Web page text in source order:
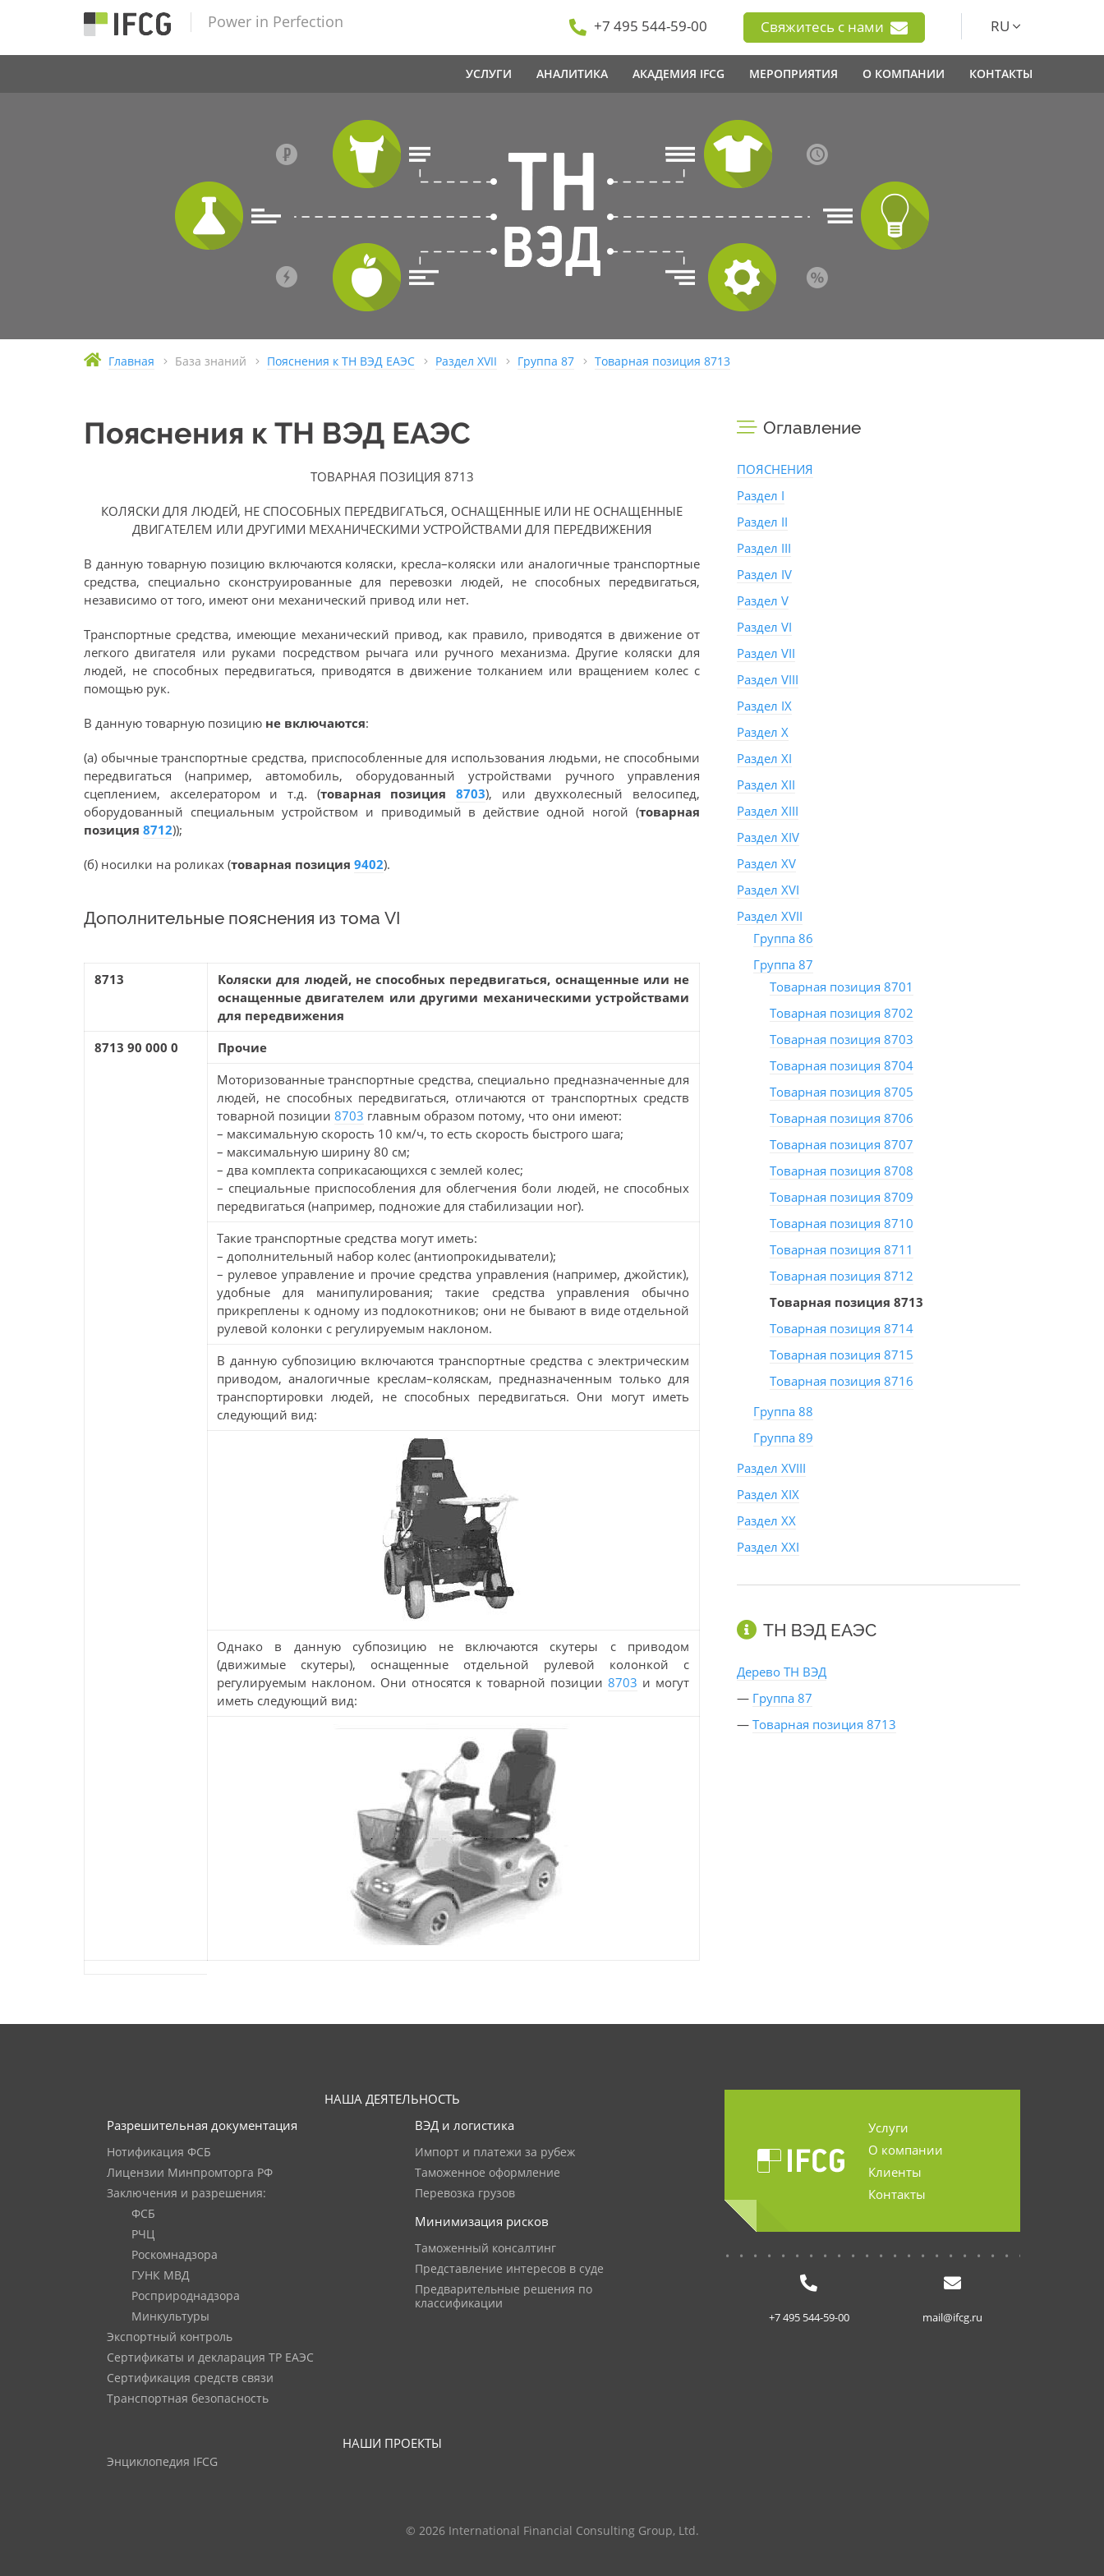
Power in Perfection +7 495 544-59-00 Свяжитесь с нами RU
УСЛУГИ АНАЛИТИКА АКАДЕМИЯ IFCG МЕРОПРИЯТИЯ О КОМПАНИИ КОНТАКТЫ
Главная База знаний Пояснения к ТН ВЭД ЕАЭС Раздел XVII Группа 87 Товарная позиция 8713
Пояснения к ТН ВЭД ЕАЭС
ТОВАРНАЯ ПОЗИЦИЯ 8713
КОЛЯСКИ ДЛЯ ЛЮДЕЙ, НЕ СПОСОБНЫХ ПЕРЕДВИГАТЬСЯ, ОСНАЩЕННЫЕ ИЛИ НЕ ОСНАЩЕННЫЕ
ДВИГАТЕЛЕМ ИЛИ ДРУГИМИ МЕХАНИЧЕСКИМИ УСТРОЙСТВАМИ ДЛЯ ПЕРЕДВИЖЕНИЯ
В данную товарную позицию включаются коляски, кресла–коляски или аналогичные транспортные
средства, специально сконструированные для перевозки людей, не способных передвигаться,
независимо от того, имеют они механический привод или нет.
Транспортные средства, имеющие механический привод, как правило, приводятся в движение от
легкого двигателя или руками посредством рычага или ручного механизма. Другие коляски для
людей, не способных передвигаться, приводятся в движение толканием или вращением колес с
помощью рук.
В данную товарную позицию не включаются:
(а) обычные транспортные средства, приспособленные для использования людьми, не способными
передвигаться (например, автомобиль, оборудованный устройствами ручного управления
сцеплением, акселератором и т.д. (товарная позиция8703), или двухколесный велосипед,
оборудованный специальным устройством и приводимый в действие одной ногой (товарная
позиция 8712));
(б) носилки на роликах (товарная позиция 9402).
Дополнительные пояснения из тома VI
8713
Коляски для людей, не способных передвигаться, оснащенные или не
оснащенные двигателем или другими механическими устройствами
для передвижения
8713 90 000 0
Прочие
Моторизованные транспортные средства, специально предназначенные для
людей, не способных передвигаться, отличаются от транспортных средств
товарной позиции 8703 главным образом потому, что они имеют:
– максимальную скорость 10 км/ч, то есть скорость быстрого шага;
– максимальную ширину 80 см;
– два комплекта соприкасающихся с землей колес;
– специальные приспособления для облегчения боли людей, не способных
передвигаться (например, подножие для стабилизации ног).
Такие транспортные средства могут иметь:
– дополнительный набор колес (антиопрокидыватели);
– рулевое управление и прочие средства управления (например, джойстик),
удобные для манипулирования; такие средства управления обычно
прикреплены к одному из подлокотников; они не бывают в виде отдельной
рулевой колонки с регулируемым наклоном.
В данную субпозицию включаются транспортные средства с электрическим
приводом, аналогичные креслам–коляскам, предназначенным только для
транспортировки людей, не способных передвигаться. Они могут иметь
следующий вид:
Однако в данную субпозицию не включаются скутеры с приводом
(движимые скутеры), оснащенные отдельной рулевой колонкой с
регулируемым наклоном. Они относятся к товарной позиции 8703 и могут
иметь следующий вид:
Оглавление
ПОЯСНЕНИЯ
Раздел I
Раздел II
Раздел III
Раздел IV
Раздел V
Раздел VI
Раздел VII
Раздел VIII
Раздел IX
Раздел X
Раздел XI
Раздел XII
Раздел XIII
Раздел XIV
Раздел XV
Раздел XVI
Раздел XVII
Группа 86
Группа 87
Товарная позиция 8701
Товарная позиция 8702
Товарная позиция 8703
Товарная позиция 8704
Товарная позиция 8705
Товарная позиция 8706
Товарная позиция 8707
Товарная позиция 8708
Товарная позиция 8709
Товарная позиция 8710
Товарная позиция 8711
Товарная позиция 8712
Товарная позиция 8713
Товарная позиция 8714
Товарная позиция 8715
Товарная позиция 8716
Группа 88
Группа 89
Раздел XVIII
Раздел XIX
Раздел XX
Раздел XXI
ТН ВЭД ЕАЭС
Дерево ТН ВЭД
— Группа 87
— Товарная позиция 8713
НАША ДЕЯТЕЛЬНОСТЬ
Разрешительная документация
Нотификация ФСБ
Лицензии Минпромторга РФ
Заключения и разрешения:
ФСБ
РЧЦ
Роскомнадзора
ГУНК МВД
Росприроднадзора
Минкультуры
Экспортный контроль
Сертификаты и декларация ТР ЕАЭС
Сертификация средств связи
Транспортная безопасность
ВЭД и логистика
Импорт и платежи за рубеж
Таможенное оформление
Перевозка грузов
Минимизация рисков
Таможенный консалтинг
Представление интересов в суде
Предварительные решения по
классификации
НАШИ ПРОЕКТЫ
Энциклопедия IFCG
Услуги
О компании
Клиенты
Контакты
+7 495 544-59-00 mail@ifcg.ru
© 2026 International Financial Consulting Group, Ltd.